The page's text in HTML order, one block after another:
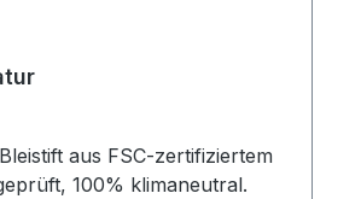
aus FSC-zertifiziertem
100% klimaneutral.